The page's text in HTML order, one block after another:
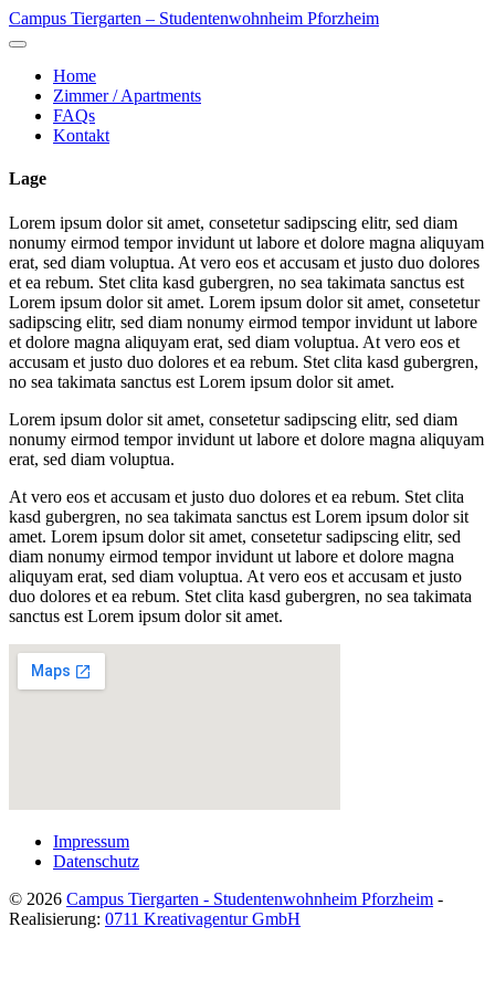
Skip
to
Campus Tiergarten – Studentenwohnheim Pforzheim
Home
Zimmer / Apartments
FAQs
Kontakt
Lage
Lorem ipsum dolor sit amet, consetetur sadipscing elitr, sed diam
nonumy eirmod tempor invidunt ut labore et dolore magna aliquyam
erat, sed diam voluptua. At vero eos et accusam et justo duo dolores
et ea rebum. Stet clita kasd gubergren, no sea takimata sanctus est
Lorem ipsum dolor sit amet. Lorem ipsum dolor sit amet, consetetur
sadipscing elitr, sed diam nonumy eirmod tempor invidunt ut labore
et dolore magna aliquyam erat, sed diam voluptua. At vero eos et
accusam et justo duo dolores et ea rebum. Stet clita kasd gubergren,
no sea takimata sanctus est Lorem ipsum dolor sit amet.
Lorem ipsum dolor sit amet, consetetur sadipscing elitr, sed diam
nonumy eirmod tempor invidunt ut labore et dolore magna aliquyam
erat, sed diam voluptua.
At vero eos et accusam et justo duo dolores et ea rebum. Stet clita
kasd gubergren, no sea takimata sanctus est Lorem ipsum dolor sit
amet. Lorem ipsum dolor sit amet, consetetur sadipscing elitr, sed
diam nonumy eirmod tempor invidunt ut labore et dolore magna
aliquyam erat, sed diam voluptua. At vero eos et accusam et justo
duo dolores et ea rebum. Stet clita kasd gubergren, no sea takimata
sanctus est Lorem ipsum dolor sit amet.
Impressum
Datenschutz
© 2026 Campus Tiergarten - Studentenwohnheim Pforzheim -
Realisierung: 0711 Kreativagentur GmbH